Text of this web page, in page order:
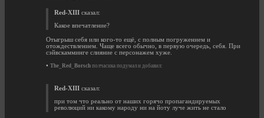
Red-XIII сказал:
Какое впечатление?
Отыгрыш себя или кого-то ещё, с полным погружением и
отождествлением. Чаще всего обычно, в первую очередь, себя. При
сэйвскамминге слияние с персонажем хуже.
• The_Red_Borsch полчасика подумал и добавил:
Red-XIII сказал:
при том что реально от наших горячо пропагандируемых
революций ни какому народу ни на йоту луче жить не стало